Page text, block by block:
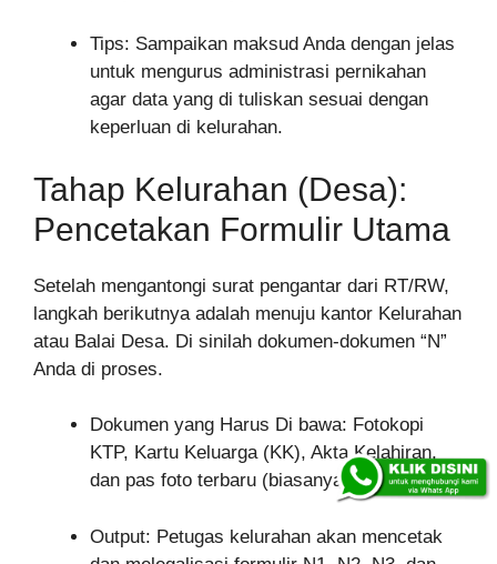
Tips: Sampaikan maksud Anda dengan jelas
untuk mengurus administrasi pernikahan
agar data yang di tuliskan sesuai dengan
keperluan di kelurahan.
Tahap Kelurahan (Desa):
Pencetakan Formulir Utama
Setelah mengantongi surat pengantar dari RT/RW,
langkah berikutnya adalah menuju kantor Kelurahan
atau Balai Desa. Di sinilah dokumen-dokumen “N”
Anda di proses.
Dokumen yang Harus Di bawa: Fotokopi
KTP, Kartu Keluarga (KK), Akta Kelahiran,
dan pas foto terbaru (biasanya latar biru).
Output: Petugas kelurahan akan mencetak